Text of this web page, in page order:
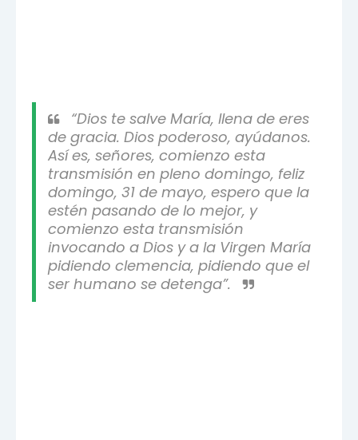
“Dios te salve María, llena de eres
de gracia. Dios poderoso, ayúdanos.
Así es, señores, comienzo esta
transmisión en pleno domingo, feliz
domingo, 31 de mayo, espero que la
estén pasando de lo mejor, y
comienzo esta transmisión
invocando a Dios y a la Virgen María
pidiendo clemencia, pidiendo que el
ser humano se detenga”.